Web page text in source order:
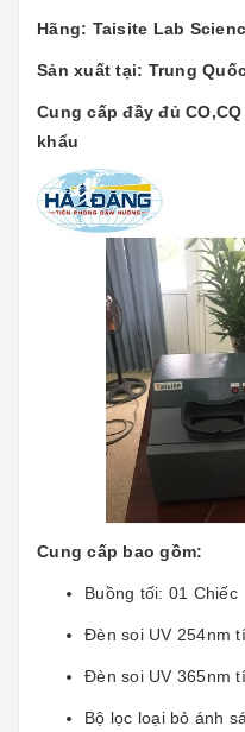
Hãng: Taisite Lab
Sản xuất tại: Trung
Cung cấp đầy đủ
khẩu
Cung cấp bao gồm:
Buồng tối: 01 Chiếc
Đèn soi UV 254nm
Đèn soi UV 365nm
Bộ lọc loại bỏ ánh